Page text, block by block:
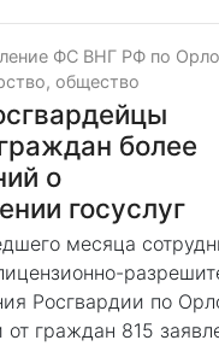
ФС ВНГ РФ по
общество
более
о
госуслуг
месяца
Росгвардии по
от граждан 815